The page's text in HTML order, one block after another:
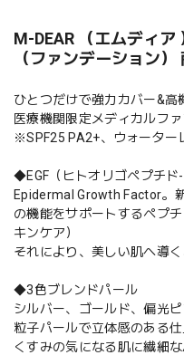
M-DEAR （エムディ
（ファンデーション）
ひとつだけで強力カバー&高
医療機関限定メディカルフ
※SPF25 PA2+、ウォーター
◆EGF（ヒトオリゴペプチド-
Epidermal Growth Factor。
の機能をサポートするペプ
キンケア）
それにより、美しい肌へ導く
◆3色ブレンドパール
シルバー、ゴールド、偏光
粒子パールで立体感のある仕
くすみの気になる肌に繊細